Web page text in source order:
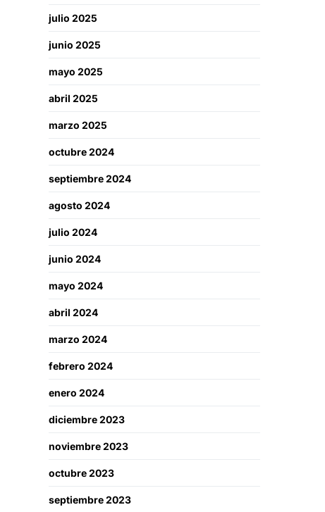
julio 2025
junio 2025
mayo 2025
abril 2025
marzo 2025
octubre 2024
septiembre 2024
agosto 2024
julio 2024
junio 2024
mayo 2024
abril 2024
marzo 2024
febrero 2024
enero 2024
diciembre 2023
noviembre 2023
octubre 2023
septiembre 2023